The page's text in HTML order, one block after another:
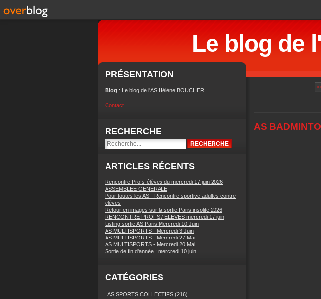
Le blog de
PRÉSENTATION
Blog : Le blog de l'AS Hélène BOUCHER
Contact
RECHERCHE
ARTICLES RÉCENTS
Rencontre Profs-élèves du mercredi 17 juin 2026
ASSEMBLEE GENERALE
Pour toutes les AS - Rencontre sportive adultes contre
élèves
Retour en images sur la sortie Paris insolite 2026
RENCONTRE PROFS / ELEVES mercredi 17 juin
Listing sortie AS Paris Mercredi 10 Juin
AS MULTISPORTS - Mercredi 3 Juin
AS MULTISPORTS - Mercredi 27 Mai
AS MULTISPORTS - Mercredi 20 Mai
Sortie de fin d'année : mercredi 10 juin
CATÉGORIES
AS SPORTS COLLECTIFS (216)
AS